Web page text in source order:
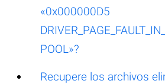
«0x000000D5
POOL»?
Recupere los archivos